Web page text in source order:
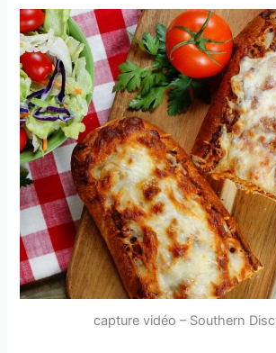
capture vidéo – Southern